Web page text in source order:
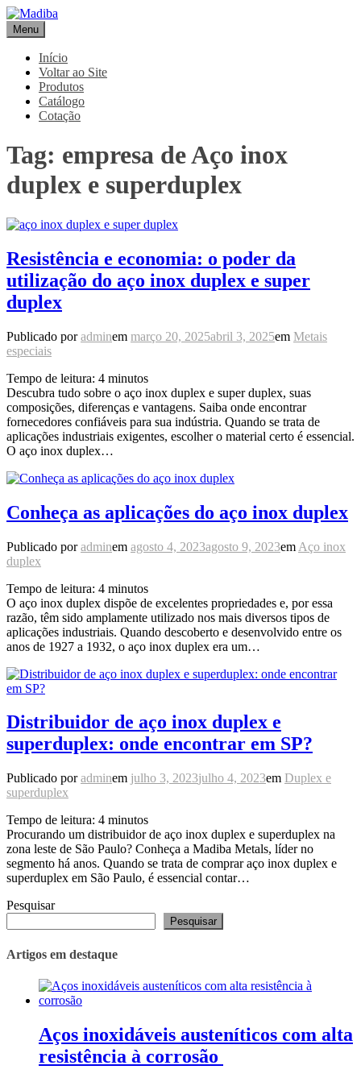
Pular
para
o
conteúdo
Madiba
Líder de Importação e Distribuição de Ligas Especiais
Menu
Início
Voltar ao Site
Produtos
Catálogo
Cotação
Tag: empresa de Aço inox
duplex e superduplex
Resistência e economia: o poder da
utilização do aço inox duplex e super
duplex
Publicado poradminem março 20, 2025abril 3, 2025em Metais
especiais
Tempo de leitura: 4 minutos
Descubra tudo sobre o aço inox duplex e super duplex, suas
composições, diferenças e vantagens. Saiba onde encontrar
fornecedores confiáveis para sua indústria. Quando se trata de
aplicações industriais exigentes, escolher o material certo é essencial.
O aço inox duplex…
Conheça as aplicações do aço inox duplex
Publicado poradminem agosto 4, 2023agosto 9, 2023em Aço inox
duplex
Tempo de leitura: 4 minutos
O aço inox duplex dispõe de excelentes propriedades e, por essa
razão, têm sido amplamente utilizado nos mais diversos tipos de
aplicações industriais. Quando descoberto e desenvolvido entre os
anos de 1927 a 1932, o aço inox duplex era um…
Distribuidor de aço inox duplex e
superduplex: onde encontrar em SP?
Publicado poradminem julho 3, 2023julho 4, 2023em Duplex e
superduplex
Tempo de leitura: 4 minutos
Procurando um distribuidor de aço inox duplex e superduplex na
zona leste de São Paulo? Conheça a Madiba Metals, líder no
segmento há anos. Quando se trata de comprar aço inox duplex e
superduplex em São Paulo, é essencial contar…
Pesquisar
Pesquisar
Artigos em destaque
Aços inoxidáveis austeníticos com alta
resistência à corrosão